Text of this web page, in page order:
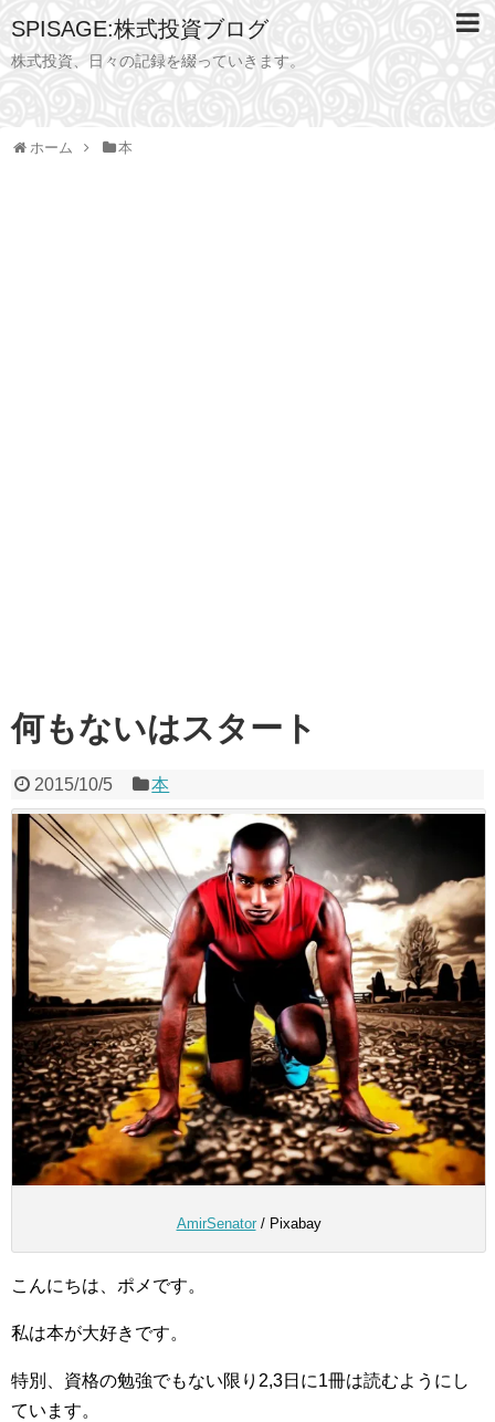
SPISAGE:株式投資ブログ
株式投資、日々の記録を綴っていきます。
ホーム 本
何もないはスタート
2015/10/5 本
AmirSenator/ Pixabay
こんにちは、ポメです。
私は本が大好きです。
特別、資格の勉強でもない限り2,3日に1冊は読むようにし
ています。